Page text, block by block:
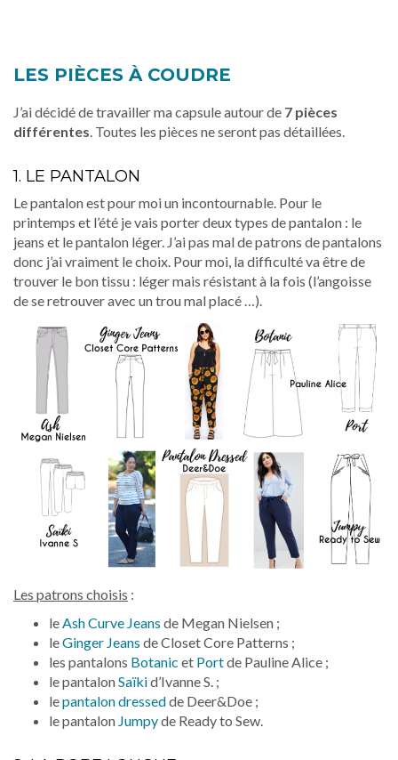
LES PIÈCES À COUDRE
J’ai décidé de travailler ma capsule autour de 7 pièces
différentes. Toutes les pièces ne seront pas détaillées.
1. LE PANTALON
Le pantalon est pour moi un incontournable. Pour le
printemps et l’été je vais porter deux types de pantalon : le
jeans et le pantalon léger. J’ai pas mal de patrons de pantalons
donc j’ai vraiment le choix. Pour moi, la difficulté va être de
trouver le bon tissu : léger mais résistant à la fois (l’angoisse
de se retrouver avec un trou mal placé …).
Les patrons choisis :
leAsh Curve Jeans de Megan Nielsen ;
leGinger Jeans de Closet Core Patterns ;
les pantalons Botanic et Portde Pauline Alice ;
le pantalonSaïkid’Ivanne S. ;
lepantalon dressedde Deer&Doe ;
le pantalon Jumpyde Ready to Sew.